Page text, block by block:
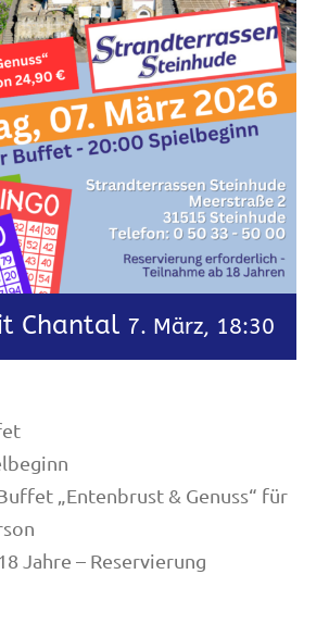
Chantal 7. März, 18:30
„Entenbrust & Genuss“ für
Jahre – Reservierung